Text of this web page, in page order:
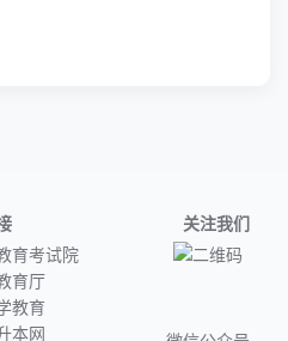
育考试院
育厅
教育
本网
关注我们